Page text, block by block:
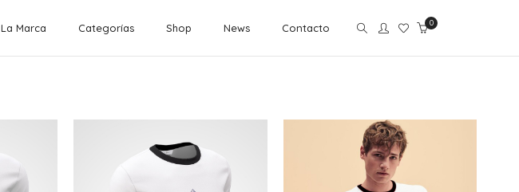
La Marca Categorías Shop News Contacto 0